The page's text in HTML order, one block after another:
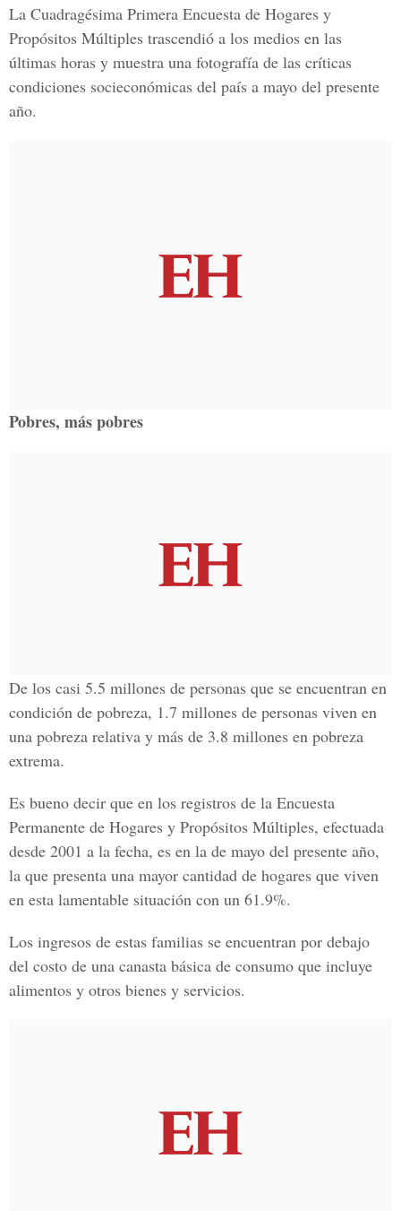
La Cuadragésima Primera Encuesta de Hogares y
Propósitos Múltiples trascendió a los medios en las
últimas horas y muestra una fotografía de las críticas
condiciones socieconómicas del país a mayo del presente
año.
Pobres, más pobres
De los casi 5.5 millones de personas que se encuentran en
condición de pobreza, 1.7 millones de personas viven en
una pobreza relativa y más de 3.8 millones en pobreza
extrema.
Es bueno decir que en los registros de la Encuesta
Permanente de Hogares y Propósitos Múltiples, efectuada
desde 2001 a la fecha, es en la de mayo del presente año,
la que presenta una mayor cantidad de hogares que viven
en esta lamentable situación con un 61.9%.
Los ingresos de estas familias se encuentran por debajo
del costo de una canasta básica de consumo que incluye
alimentos y otros bienes y servicios.